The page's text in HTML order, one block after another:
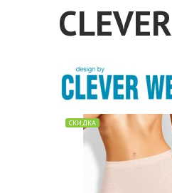
CLEVER
СКИДКА